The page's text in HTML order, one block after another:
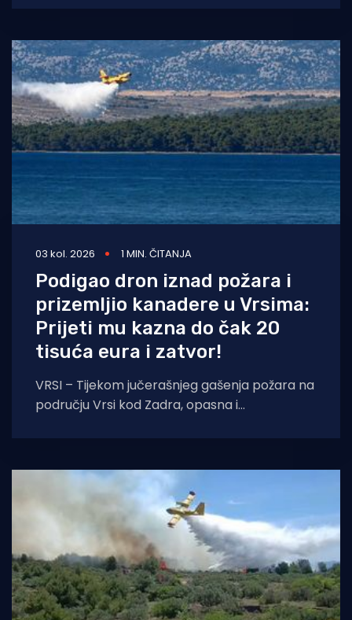
donijela je izvanrednu zapovijed kojom se
03 kol. 2026 1 MIN. ČITANJA
Podigao dron iznad požara i
prizemljio kanadere u Vrsima:
Prijeti mu kazna do čak 20
tisuća eura i zatvor!
VRSI – Tijekom jučerašnjeg gašenja požara na
području Vrsi kod Zadra, opasna i
dovesti do katastrofalnih